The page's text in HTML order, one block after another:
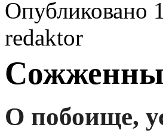
Опубликовано
redaktor
О побоище,